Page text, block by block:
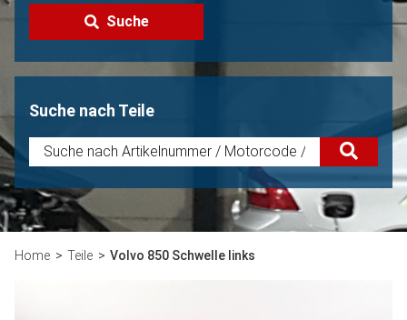
Suche
Suche nach Teile
Home Teile Volvo 850 Schwelle links